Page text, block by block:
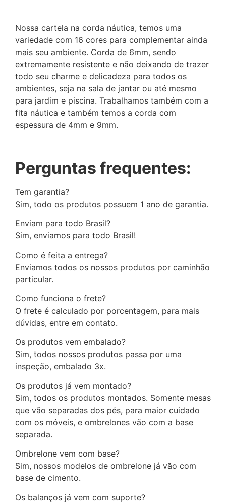
Nossa cartela na corda náutica, temos uma
variedade com 16 cores para complementar ainda
mais seu ambiente. Corda de 6mm, sendo
extremamente resistente e não deixando de trazer
todo seu charme e delicadeza para todos os
ambientes, seja na sala de jantar ou até mesmo
para jardim e piscina. Trabalhamos também com a
fita náutica e também temos a corda com
espessura de 4mm e 9mm.
Perguntas frequentes:
Tem garantia?
Sim, todo os produtos possuem 1 ano de garantia.
Enviam para todo Brasil?
Sim, enviamos para todo Brasil!
Como é feita a entrega?
Enviamos todos os nossos produtos por caminhão
particular.
Como funciona o frete?
O frete é calculado por porcentagem, para mais
dúvidas, entre em contato.
Os produtos vem embalado?
Sim, todos nossos produtos passa por uma
inspeção, embalado 3x.
Os produtos já vem montado?
Sim, todos os produtos montados. Somente mesas
que vão separadas dos pés, para maior cuidado
com os móveis, e ombrelones vão com a base
separada.
Ombrelone vem com base?
Sim, nossos modelos de ombrelone já vão com
base de cimento.
Os balanços já vem com suporte?
Telefone
(37) 99863-0914
Whatsapp
Email
contato@lunnamoveis.com.br
Seg. à Sex. 08h às 18h
Rua Rouxinóis, 75 - Claudio / MG, CEP
Menu
Sobre Nós
Catálogo
Meus Emails